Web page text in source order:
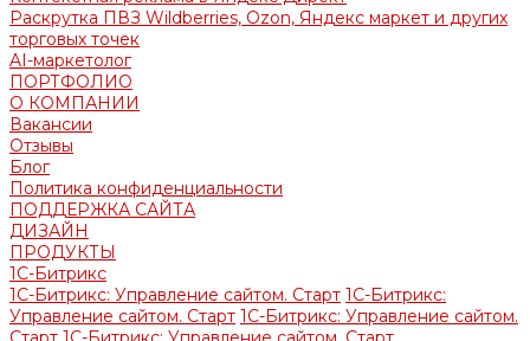
Раскрутка ПВЗ Wildberries, Ozon, Яндекс маркет и других
торговых точек
AI-маркетолог
ПОРТФОЛИО
О КОМПАНИИ
Вакансии
Отзывы
Блог
Политика конфиденциальности
ПОДДЕРЖКА САЙТА
ДИЗАЙН
ПРОДУКТЫ
1С-Битрикс
1С-Битрикс: Управление сайтом. Старт 1С-Битрикс:
Управление сайтом. Старт 1С-Битрикс: Управление сайтом.